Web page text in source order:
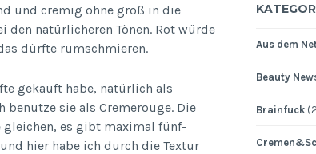
und cremig ohne groß in die
natürlicheren Tönen. Rot würde
dürfte rumschmieren.
gekauft habe, natürlich als
benutze sie als Cremerouge. Die
es gibt maximal fünf-
hier habe ich durch die Textur
Aus dem
Beauty
Brainfuck